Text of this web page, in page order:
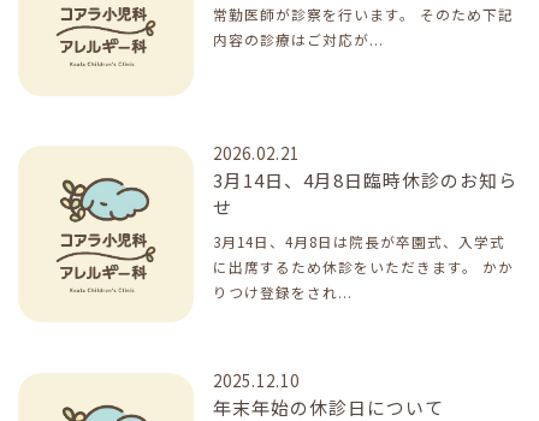
常勤医師が診察を行います。 そのため下記
内容の診療はご対応が...
2026.02.21
3月14日、4月8日臨時休診のお知ら
せ
3月14日、4月8日は院長が卒園式、入学式
に出席するため休診をいただきます。 かか
りつけ登録をされ...
2025.12.10
年末年始の休診日について